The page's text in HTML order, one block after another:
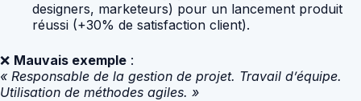
designers, marketeurs) pour un lancement produit
réussi (+30% de satisfaction client).
❌ Mauvais exemple :
« Responsable de la gestion de projet. Travail d’équipe.
Utilisation de méthodes agiles. »